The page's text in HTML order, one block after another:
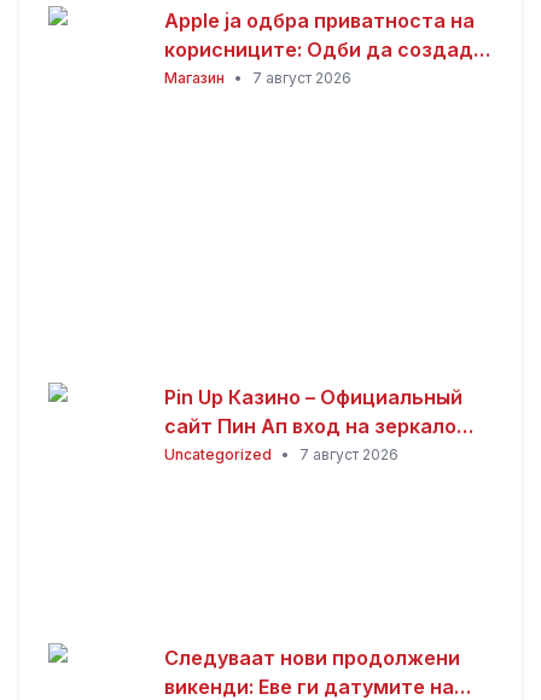
Apple ја одбра приватноста на
корисниците: Одби да создаде
пристап за полицијата до iCloud
Магазин • 7 август 2026
Pin Up Казино – Официальный
сайт Пин Ап вход на зеркало
(2026)
Uncategorized • 7 август 2026
Следуваат нови продолжени
викенди: Еве ги датумите на